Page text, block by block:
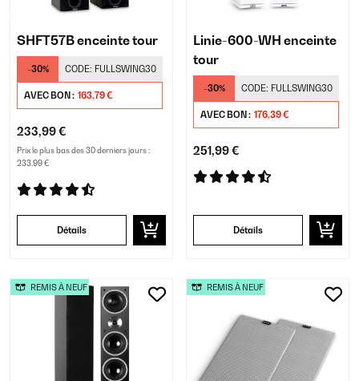
SHFT57B enceinte tour
-30% CODE: FULLSWING30
AVEC BON : 163,79 €
233,99 €
Prix le plus bas des 30 derniers jours :
233,99 €
Détails
Linie-600-WH enceinte
tour
-30% CODE: FULLSWING30
AVEC BON : 176,39 €
251,99 €
Détails
REMIS À NEUF REMIS À NEUF